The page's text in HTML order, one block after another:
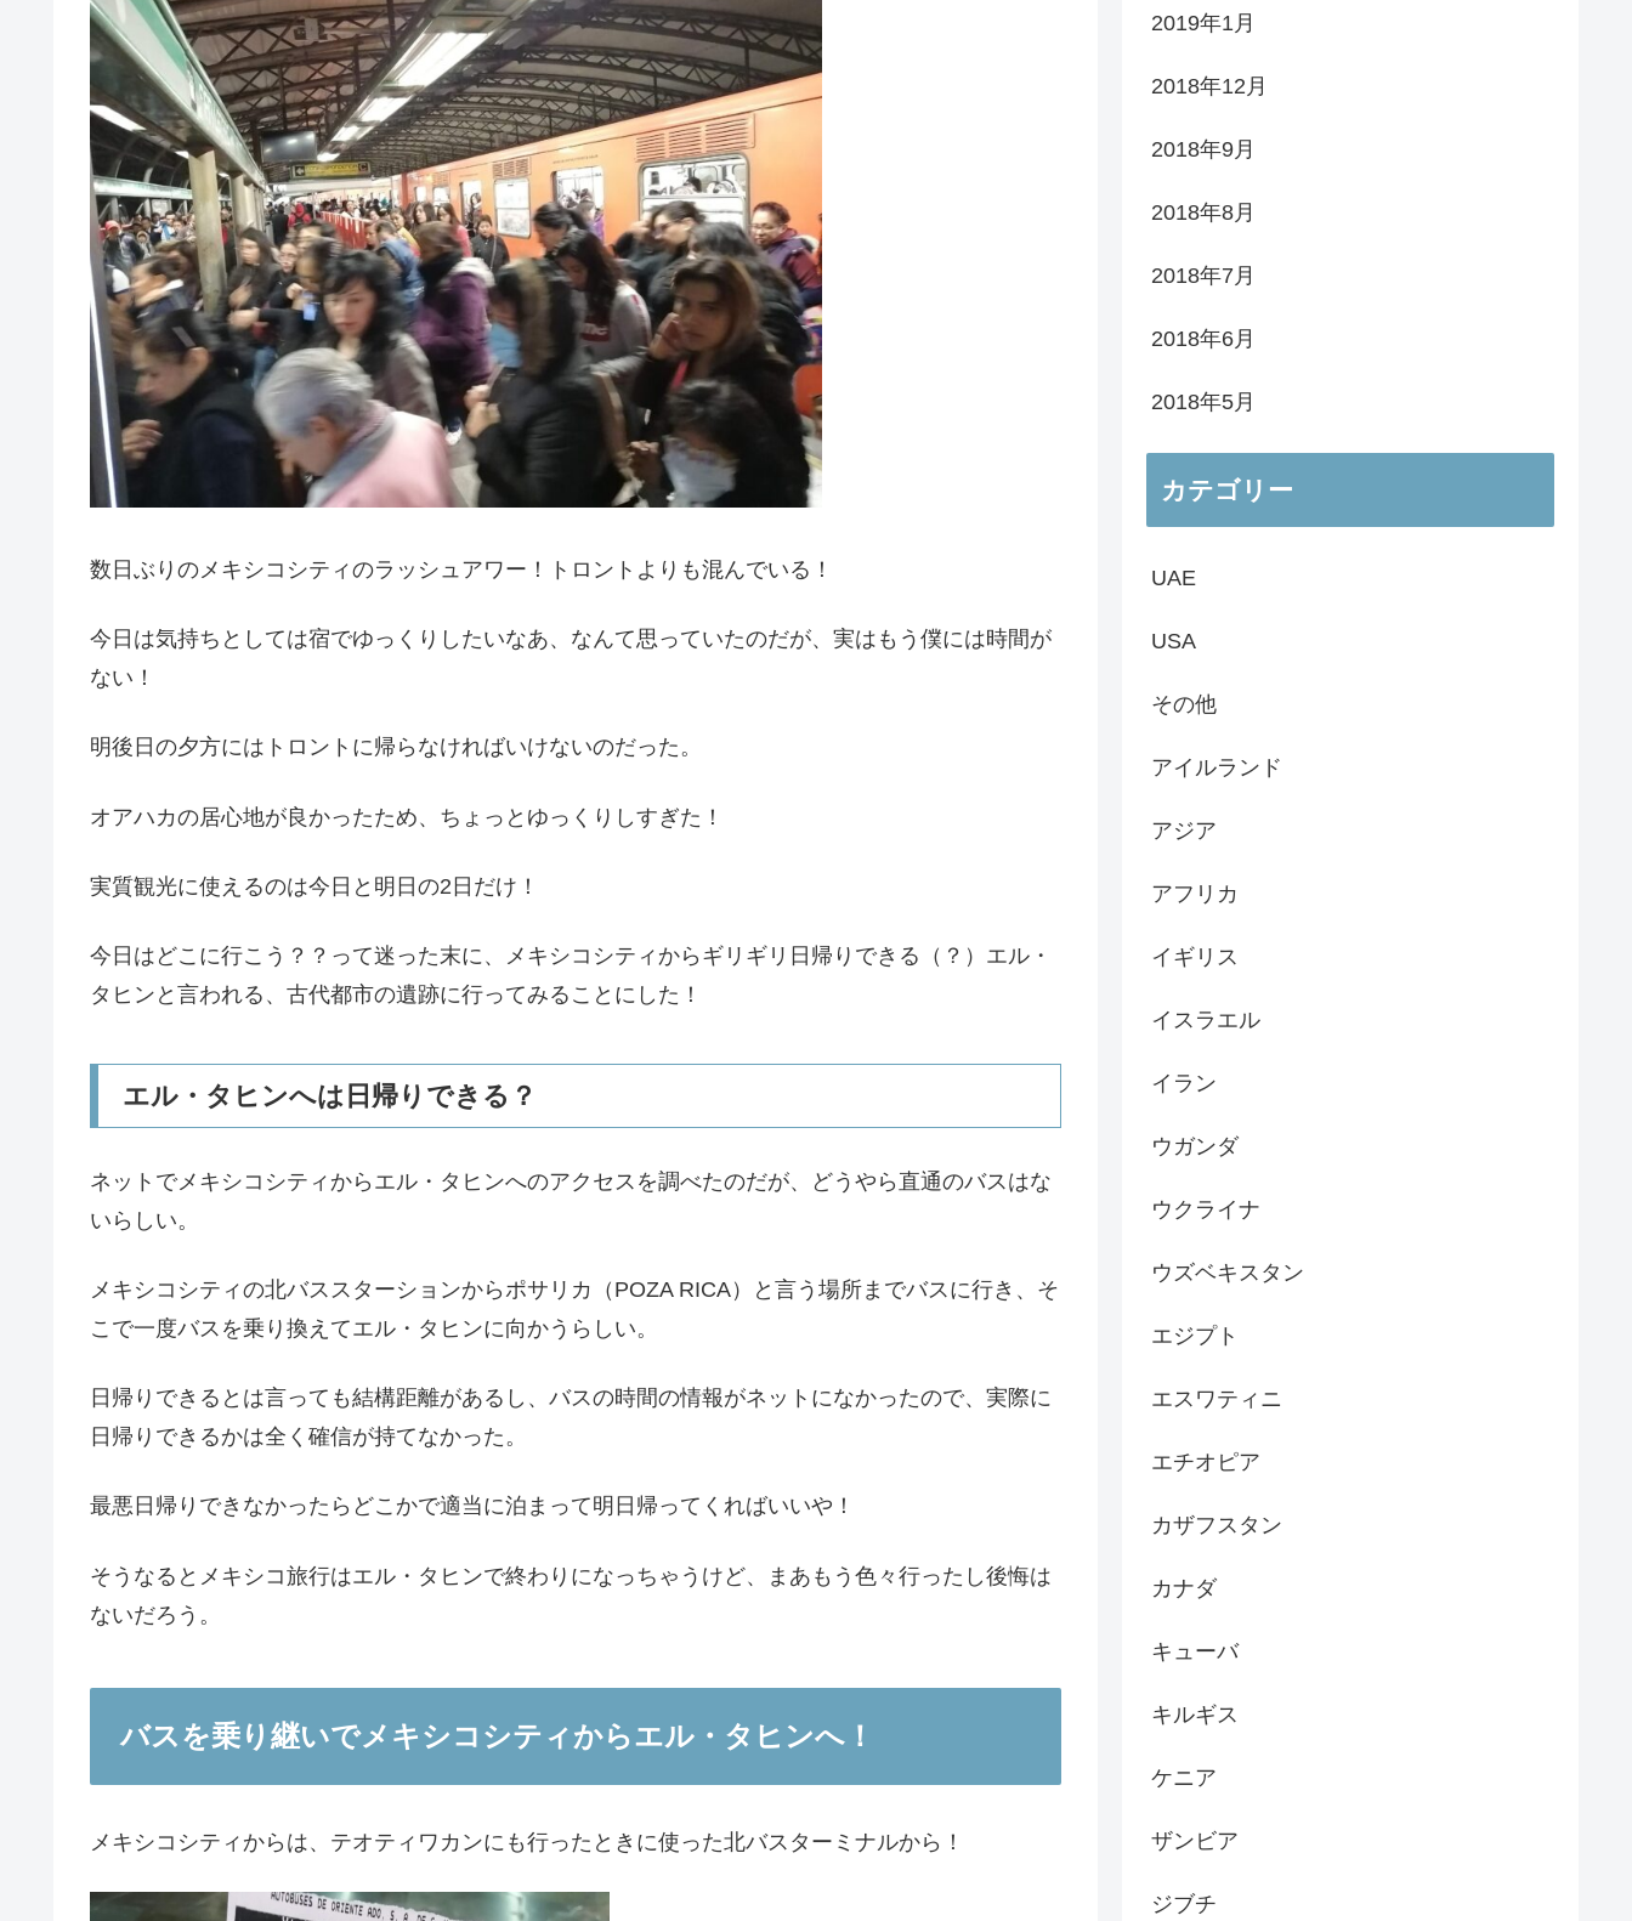
数日ぶりのメキシコシティのラッシュアワー！トロントよりも混んでいる！
今日は気持ちとしては宿でゆっくりしたいなあ、なんて思っていたのだが、実はもう僕には時間が
ない！
明後日の夕方にはトロントに帰らなければいけないのだった。
オアハカの居心地が良かったため、ちょっとゆっくりしすぎた！
実質観光に使えるのは今日と明日の2日だけ！
今日はどこに行こう？？って迷った末に、メキシコシティからギリギリ日帰りできる（？）エル・
タヒンと言われる、古代都市の遺跡に行ってみることにした！
エル・タヒンへは日帰りできる？
ネットでメキシコシティからエル・タヒンへのアクセスを調べたのだが、どうやら直通のバスはな
いらしい。
メキシコシティの北バススターションからポサリカ（POZA RICA）と言う場所までバスに行き、そ
こで一度バスを乗り換えてエル・タヒンに向かうらしい。
日帰りできるとは言っても結構距離があるし、バスの時間の情報がネットになかったので、実際に
日帰りできるかは全く確信が持てなかった。
最悪日帰りできなかったらどこかで適当に泊まって明日帰ってくればいいや！
そうなるとメキシコ旅行はエル・タヒンで終わりになっちゃうけど、まあもう色々行ったし後悔は
ないだろう。
バスを乗り継いでメキシコシティからエル・タヒンへ！
メキシコシティからは、テオティワカンにも行ったときに使った北バスターミナルから！
2019年1月
2018年12月
2018年9月
2018年8月
2018年7月
2018年6月
2018年5月
カテゴリー
UAE
USA
その他
アイルランド
アジア
アフリカ
イギリス
イスラエル
イラン
ウガンダ
ウクライナ
ウズベキスタン
エジプト
エスワティニ
エチオピア
カザフスタン
カナダ
キューバ
キルギス
ケニア
ザンビア
ジブチ